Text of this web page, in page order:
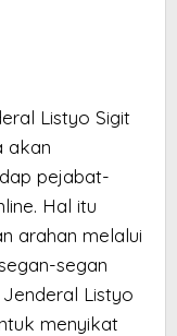
Listyo Sigit
akan
pejabat-
Hal itu
arahan melalui
segan
Listyo
menyikat